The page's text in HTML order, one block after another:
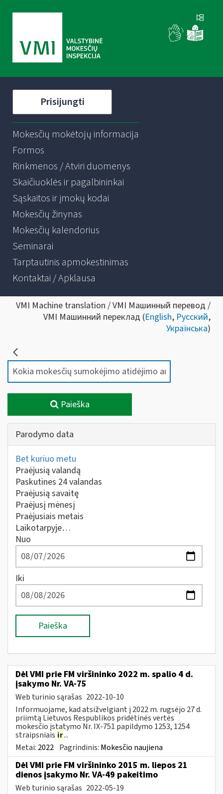
Prisijungti
Mokesčių mokėtojų informacija
Formos
Rinkmenos / Atviri duomenys
Skaičiuoklės ir pagalbininkai
Sąskaitos ir įmokų kodai
Mokesčių žinynas
Mokesčių kalendorius
Seminarai
Tarptautinis apmokestinimas
Kontaktai / Apklausa
VMI Machine translation / VMI Машинный перевод /
VMI Машинний переклад (English, Русский,
Українська)
Paieška
Parodymo data
Bet kuriuo metu
Praėjusią valandą
Paskutines 24 valandas
Praėjusią savaitę
Praėjusį mėnesį
Praėjusiais metais
Laikotarpyje…
Nuo
Iki
Paieška
Dėl VMI prie FM viršininko 2022 m. spalio 4 d.
įsakymo Nr. VA-75
Web turinio sąrašas 2022-10-10
Informuojame, kad atsižvelgiant į 2022 m. rugsėjo 27 d.
priimtą Lietuvos Respublikos pridėtinės vertės
mokesčio įstatymo Nr. IX-751 papildymo 1253, 1254
straipsniais ir...
Metai: 2022 Pagrindinis: Mokesčio naujiena
Dėl VMI prie FM viršininko 2015 m. liepos 21
dienos įsakymo Nr. VA-49 pakeitimo
Web turinio sąrašas 2022-05-19